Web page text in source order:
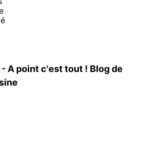
A point c'est tout ! Blog de